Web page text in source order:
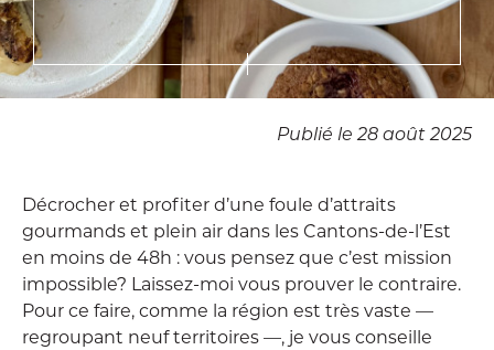
Publié le 28 août 2025
Décrocher et profiter d’une foule d’attraits
gourmands et plein air dans les Cantons-de-l’Est
en moins de 48h : vous pensez que c’est mission
impossible? Laissez-moi vous prouver le contraire.
Pour ce faire, comme la région est très vaste —
regroupant neuf territoires —, je vous conseille